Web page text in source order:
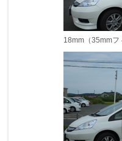
18mm（35mmフ